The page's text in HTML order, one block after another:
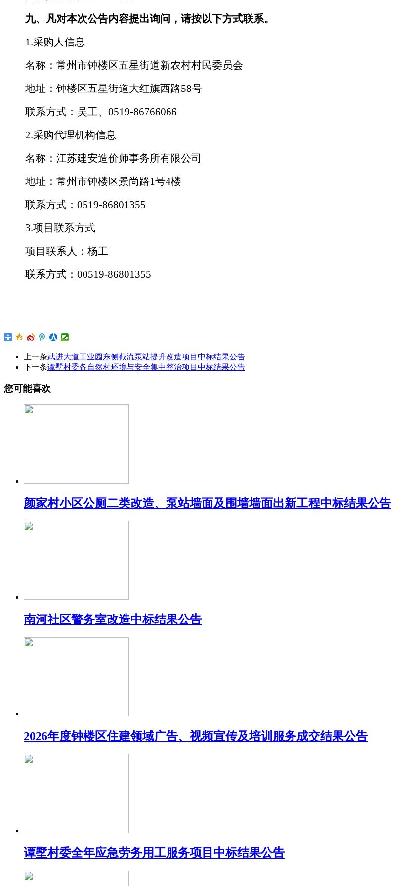
九、凡对本次公告内容提出询问，请按以下方式联系。
1.采购人信息
名称：常州市钟楼区五星街道新农村村民委员会
地址：钟楼区五星街道大红旗西路58号
联系方式：吴工、 0519-86766066
2.采购代理机构信息
名称：江苏建安造价师事务所有限公司
地址：常州市钟楼区景尚路1号4楼
联系方式： 0519-86801355
3.项目联系方式
项目联系人：杨工
联系方式： 00519-86801355
上一条武进大道工业园东侧截流泵站提升改造项目中标结果公告
下一条谭墅村委各自然村环境与安全集中整治项目中标结果公告
您可能喜欢
颜家村小区公厕二类改造、泵站墙面及围墙墙面出新工程中标结果公告
南河社区警务室改造中标结果公告
2026年度钟楼区住建领域广告、视频宣传及培训服务成交结果公告
谭墅村委全年应急劳务用工服务项目中标结果公告